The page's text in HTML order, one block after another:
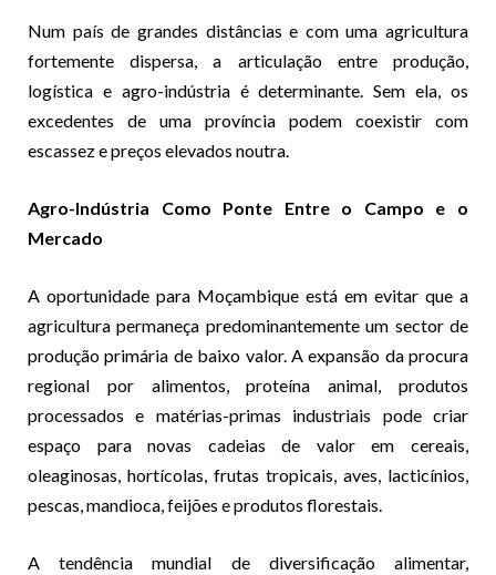
Num país de grandes distâncias e com uma agricultura
fortemente dispersa, a articulação entre produção,
logística e agro-indústria é determinante. Sem ela, os
excedentes de uma província podem coexistir com
escassez e preços elevados noutra.
Agro-Indústria Como Ponte Entre o Campo e o
Mercado
A oportunidade para Moçambique está em evitar que a
agricultura permaneça predominantemente um sector de
produção primária de baixo valor. A expansão da procura
regional por alimentos, proteína animal, produtos
processados e matérias-primas industriais pode criar
espaço para novas cadeias de valor em cereais,
oleaginosas, hortícolas, frutas tropicais, aves, lacticínios,
pescas, mandioca, feijões e produtos florestais.
A tendência mundial de diversificação alimentar,